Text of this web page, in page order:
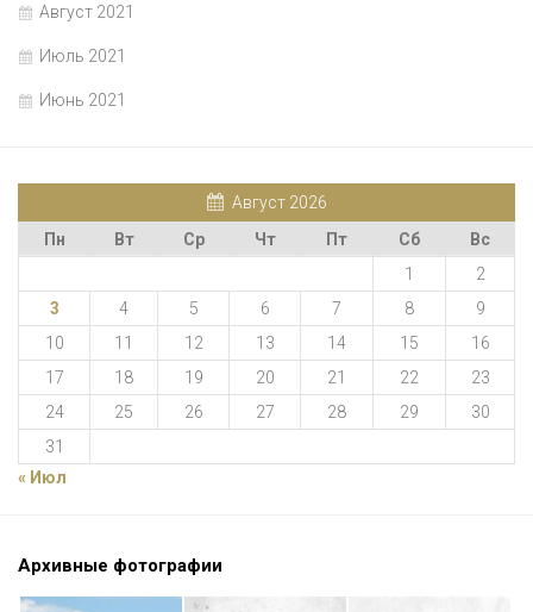
Август 2021
Июль 2021
Июнь 2021
Август 2026
Пн
Вт Ср Чт Пт Сб
Вс
1
2
3
4 5 6 7 8
9
10
11 12 13 14 15
16
17
18 19 20 21 22
23
24
25 26 27 28 29
30
31
« Июл
Архивные фотографии